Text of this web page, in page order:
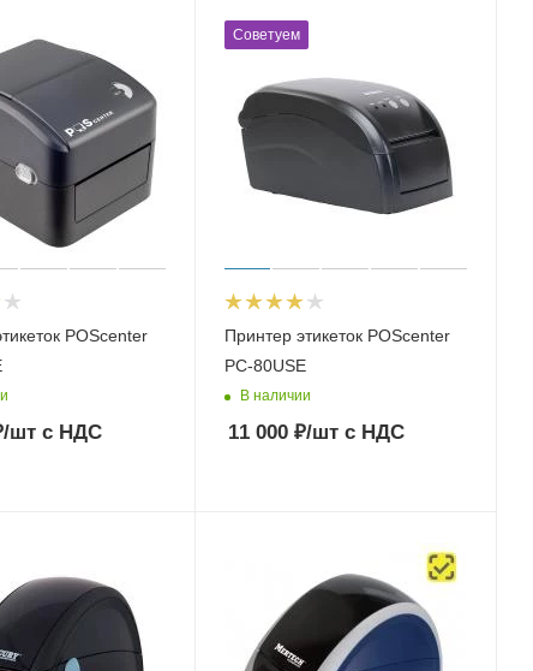
POScenter
/шт с НДС
Советуем
Принтер этикеток POScenter
PC-80USE
В наличии
11 000₽/штс НДС